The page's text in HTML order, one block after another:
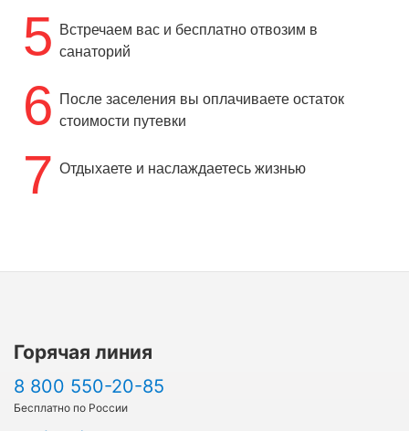
5
Встречаем вас и бесплатно отвозим в
санаторий
6
После заселения вы оплачиваете остаток
стоимости путевки
7 Отдыхаете и наслаждаетесь жизнью
Горячая линия
8 800 550-20-85
Бесплатно по России